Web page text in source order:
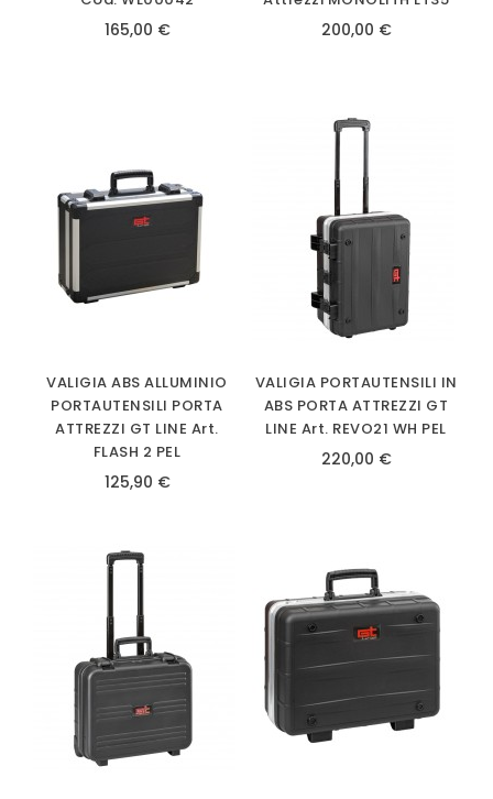
165,00 € 200,00 €
VALIGIA ABS ALLUMINIO
PORTAUTENSILI PORTA
ATTREZZI GT LINE Art.
FLASH 2 PEL
125,90 €
VALIGIA PORTAUTENSILI IN
ABS PORTA ATTREZZI GT
LINE Art. REVO21 WH PEL
220,00 €